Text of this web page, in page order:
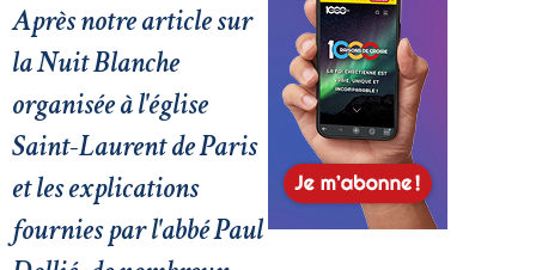
Après notre article sur
la Nuit Blanche
organisée à l'église
Saint-Laurent de Paris
et les explications
fournies par l'abbé Paul